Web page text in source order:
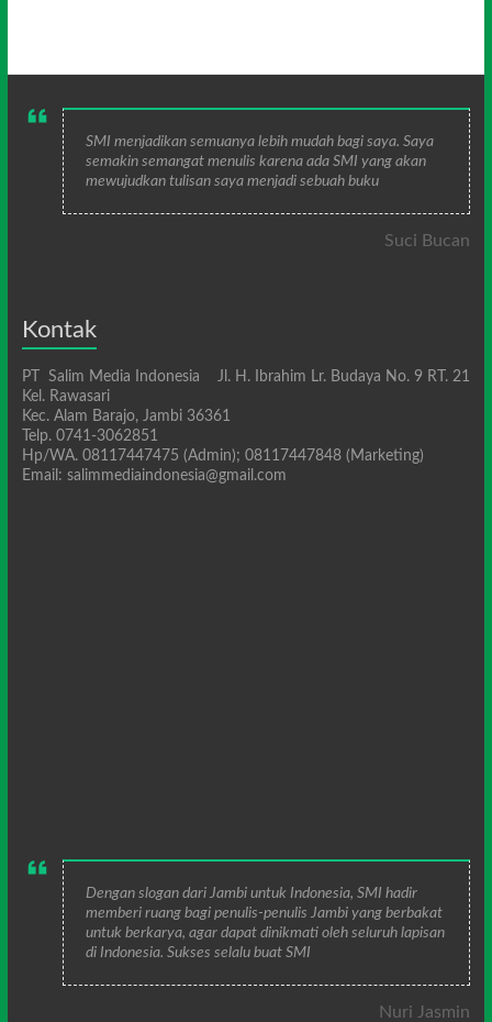
SMI menjadikan semuanya lebih mudah bagi saya. Saya
semakin semangat menulis karena ada SMI yang akan
mewujudkan tulisan saya menjadi sebuah buku
Suci Bucan
Kontak
PT Salim Media Indonesia Jl. H. Ibrahim Lr. Budaya No. 9 RT. 21
Kel. Rawasari
Kec. Alam Barajo, Jambi 36361
Telp. 0741-3062851
Hp/WA. 08117447475 (Admin); 08117447848 (Marketing)
Email: salimmediaindonesia@gmail.com
Dengan slogan dari Jambi untuk Indonesia, SMI hadir
memberi ruang bagi penulis-penulis Jambi yang berbakat
untuk berkarya, agar dapat dinikmati oleh seluruh lapisan
di Indonesia. Sukses selalu buat SMI
Nuri Jasmin